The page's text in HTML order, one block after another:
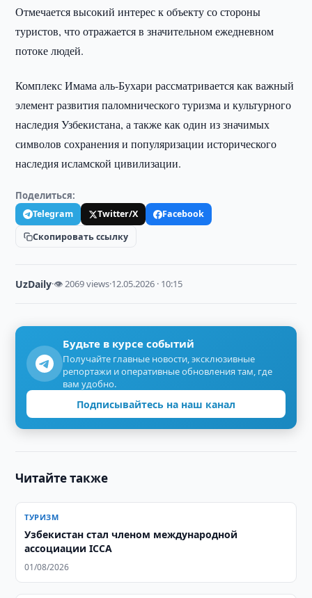
Отмечается высокий интерес к объекту со стороны
туристов, что отражается в значительном ежедневном
потоке людей.
Комплекс Имама аль-Бухари рассматривается как важный
элемент развития паломнического туризма и культурного
наследия Узбекистана, а также как один из значимых
символов сохранения и популяризации исторического
наследия исламской цивилизации.
Поделиться:
Telegram Twitter/X
Facebook
Скопировать ссылку
UzDaily·👁 2069 views·12.05.2026 · 10:15
Будьте в курсе событий
Получайте главные новости, эксклюзивные
репортажи и оперативные обновления там, где
вам удобно.
Подписывайтесь на наш канал
Читайте также
ТУРИЗМ
Узбекистан стал членом международной
ассоциации ICCA
01/08/2026